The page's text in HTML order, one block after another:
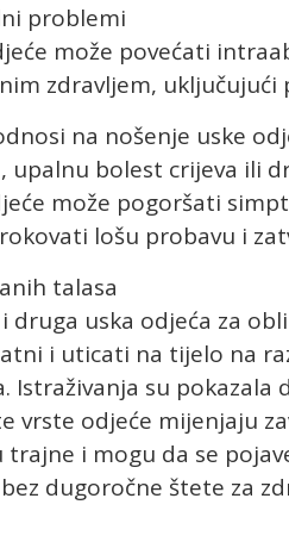
problemi
može povećati
zdravljem, uključujući
na nošenje uske
upalnu bolest crijeva ili
može pogoršati
lošu probavu i
talasa
druga uska odjeća za
i uticati na tijelo na
Istraživanja su
vrste odjeće mijenjaju
trajne i mogu da se
dugoročne štete za